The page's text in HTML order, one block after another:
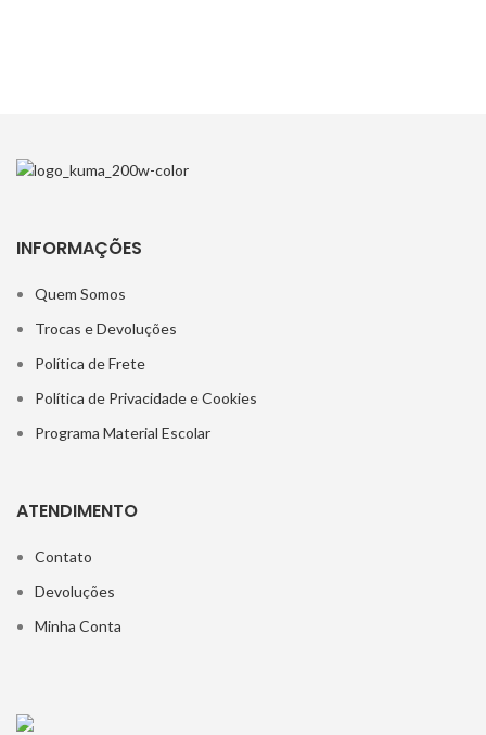
INFORMAÇÕES
Quem Somos
Trocas e Devoluções
Política de Frete
Política de Privacidade e Cookies
Programa Material Escolar
ATENDIMENTO
Contato
Devoluções
Minha Conta